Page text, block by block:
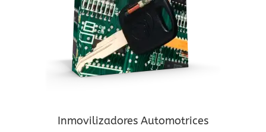
Inmovilizadores Automotrices